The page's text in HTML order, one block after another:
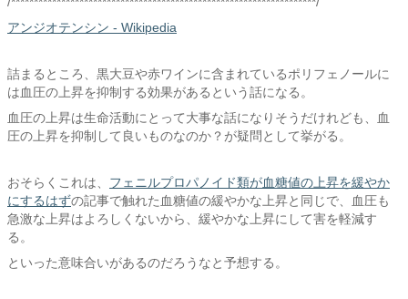
アンジオテンシン - Wikipedia
詰まるところ、黒大豆や赤ワインに含まれているポリフェノールに
は血圧の上昇を抑制する効果があるという話になる。
血圧の上昇は生命活動にとって大事な話になりそうだけれども、血
圧の上昇を抑制して良いものなのか？が疑問として挙がる。
おそらくこれは、 フェニルプロパノイド類が血糖値の上昇を緩やか
にするはずの記事で触れた血糖値の緩やかな上昇と同じで、血圧も
急激な上昇はよろしくないから、緩やかな上昇にして害を軽減す
る。
といった意味合いがあるのだろうなと予想する。